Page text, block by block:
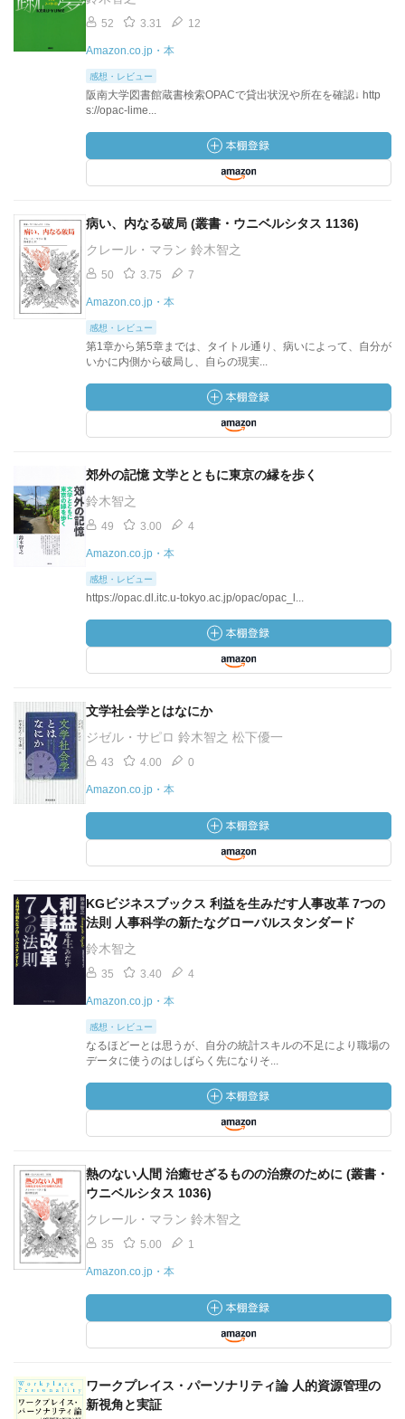
52 3.31 12
Amazon.co.jp・本
感想・レビュー
阪南大学図書館蔵書検索OPACで貸出状況や所在を確認↓ http
s://opac-lime...
病い、内なる破局 (叢書・ウニベルシタス 1136)
クレール・マラン 鈴木智之
50 3.75 7
Amazon.co.jp・本
感想・レビュー
第1章から第5章までは、タイトル通り、病いによって、自分が
いかに内側から破局し、自らの現実...
郊外の記憶 文学とともに東京の縁を歩く
鈴木智之
49 3.00 4
Amazon.co.jp・本
感想・レビュー
https://opac.dl.itc.u-tokyo.ac.jp/opac/opac_l...
文学社会学とはなにか
ジゼル・サピロ 鈴木智之 松下優一
43 4.00 0
Amazon.co.jp・本
KGビジネスブックス 利益を生みだす人事改革 7つの
法則 人事科学の新たなグローバルスタンダード
鈴木智之
35 3.40 4
Amazon.co.jp・本
感想・レビュー
なるほどーとは思うが、自分の統計スキルの不足により職場の
データに使うのはしばらく先になりそ...
熱のない人間 治癒せざるものの治療のために (叢書・
ウニベルシタス 1036)
クレール・マラン 鈴木智之
35 5.00 1
Amazon.co.jp・本
ワークプレイス・パーソナリティ論 人的資源管理の
新視角と実証